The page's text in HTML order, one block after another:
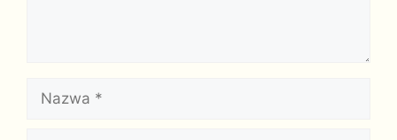
Nazwa